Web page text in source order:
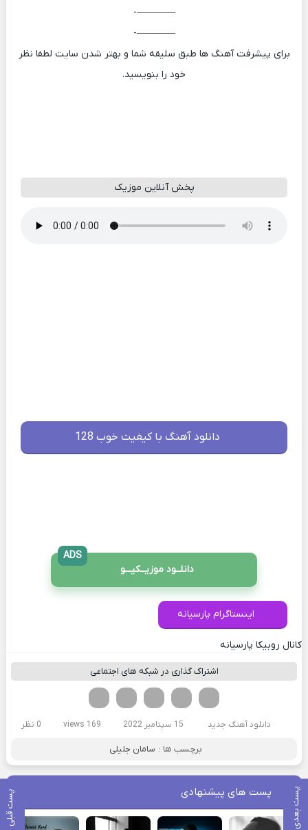
پست بعدی پست قبلی
————-
————-
برای پیشرفت آهنگ ها طبق سلیقه شما و بهتر شدن سایت لطفا نظر
خود را بنویسید.
پخش آنلاین موزیک
دانلود آهنگ با کیفیت خوب 128
دانلــود موزیــکیـــو
ADS
اینستاگرام پارسیانه
کانال روبیکا پارسیانه
اشتراک گذاری در شبکه های اجتماعی
لینکدین تویتر
فیسوک
دانلود آهنگ جدید 15 سپتامبر 2022 169 views 0 نظر
برچسب ها : سامان جلیلی
پست های پیشنهادی